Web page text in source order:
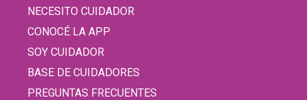
NECESITO CUIDADOR
CONOCÉ LA APP
SOY CUIDADOR
BASE DE CUIDADORES
PREGUNTAS FRECUENTES